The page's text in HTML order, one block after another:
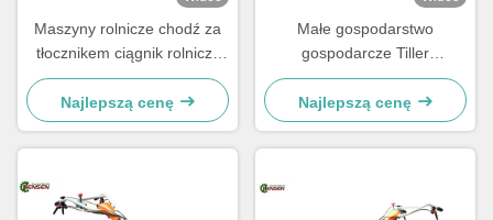
Maszyny rolnicze chodź za
tłocznikem ciągnik rolniczy
10hp dwukołowy mini ciągnik
wysokoprężny
Najlepszą cenę
Małe gospodarstwo
gospodarcze Tiller
oszczędzający siłę roboczą z
silnikiem wysokoprężnym
9HP i regulowanym
uchwytem
Najlepszą cenę